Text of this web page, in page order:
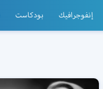
إنفوجرافيك بودكاست